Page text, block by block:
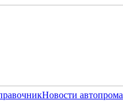
Новости автопрома